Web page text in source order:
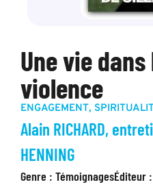
Une vie
violence
ENGAGEMENT,
Alain RICHARD,
HENNING
Genre : TémoignagesÉditeur :